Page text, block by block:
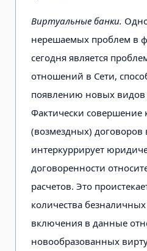
Виртуальные банки.
нерешаемых проблем в
сегодня является
отношений в Сети,
появлению новых видов
Фактически
(возмездных) договоров
интеркуррирует
договоренности
расчетов. Это
количества
включения в данные
новообразованных